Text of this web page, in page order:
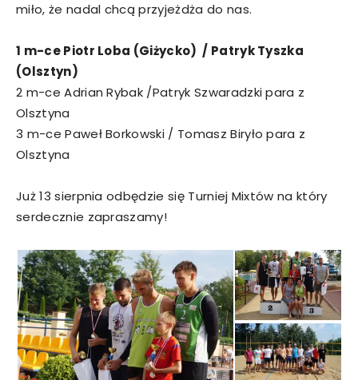
miło, że nadal chcą przyjeżdża do nas.
1 m-ce Piotr Loba (Giżycko) / Patryk Tyszka
(Olsztyn)
2 m-ce Adrian Rybak /Patryk Szwaradzki para z
Olsztyna
3 m-ce Paweł Borkowski / Tomasz Biryło para z
Olsztyna
Już 13 sierpnia odbędzie się Turniej Mixtów na który
serdecznie zapraszamy!